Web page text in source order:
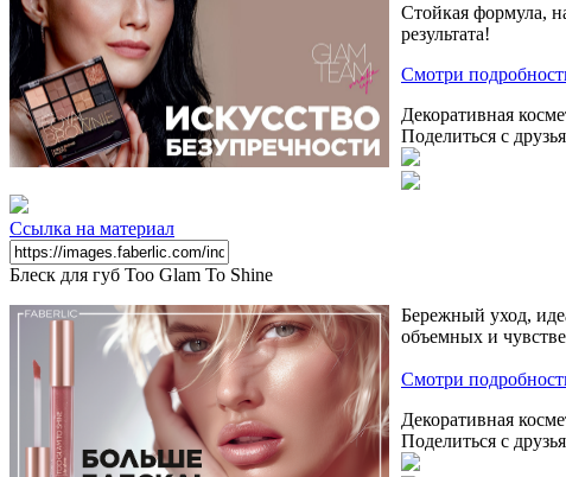
Стойкая формула,
результата!
Смотри
Декоративная
Поделиться с
Ссылка на материал
Блеск для губ Too Glam To Shine
Бережный уход,
объемных и
Смотри
Декоративная
Поделиться с